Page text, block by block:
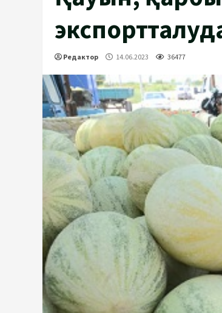
Редактор 14.06.2023 36477